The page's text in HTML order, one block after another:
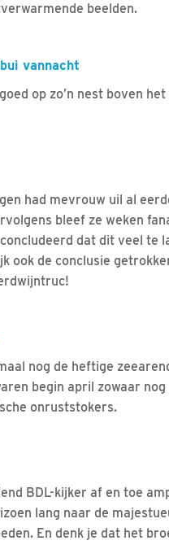
beelden.
vannacht
op zo’n nest boven
had mevrouw uil al
bleef ze weken
dat dit veel te
ook de conclusie
nog de heftige
begin april zowaar
onruststokers.
BDL-kijker af en toe
lang naar de
En denk je dat het